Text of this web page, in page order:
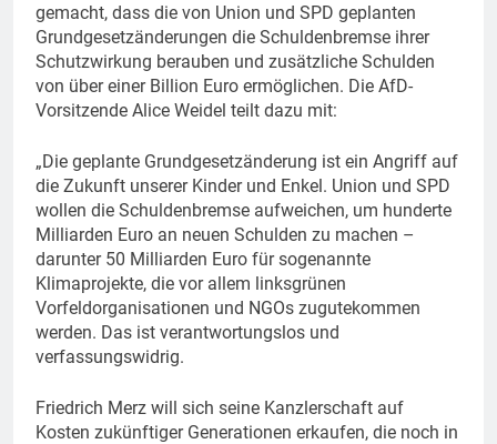
gemacht, dass die von Union und SPD geplanten
Grundgesetzänderungen die Schuldenbremse ihrer
Schutzwirkung berauben und zusätzliche Schulden
von über einer Billion Euro ermöglichen. Die AfD-
Vorsitzende Alice Weidel teilt dazu mit:
„Die geplante Grundgesetzänderung ist ein Angriff auf
die Zukunft unserer Kinder und Enkel. Union und SPD
wollen die Schuldenbremse aufweichen, um hunderte
Milliarden Euro an neuen Schulden zu machen –
darunter 50 Milliarden Euro für sogenannte
Klimaprojekte, die vor allem linksgrünen
Vorfeldorganisationen und NGOs zugutekommen
werden. Das ist verantwortungslos und
verfassungswidrig.
Friedrich Merz will sich seine Kanzlerschaft auf
Kosten zukünftiger Generationen erkaufen, die noch in